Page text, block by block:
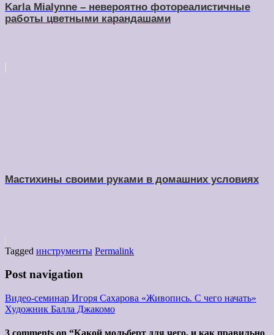
Karla Mialynne – невероятно фотореалистичные
работы цветными карандашами
Мастихины своими руками в домашних условиях
Tagged инструменты Permalink
Post navigation
Видео-семинар Игоря Сахарова «Живопись. С чего начать»
Художник Балла Джакомо